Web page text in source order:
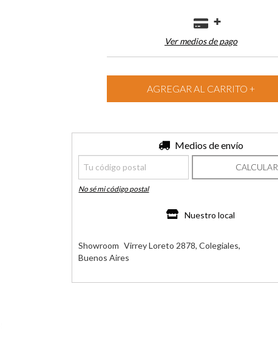
Ver medios de pago
Medios de envío
CALCULAR
No sé mi código postal
Nuestro local
Showroom Virrey Loreto 2878, Colegiales,
Buenos Aires